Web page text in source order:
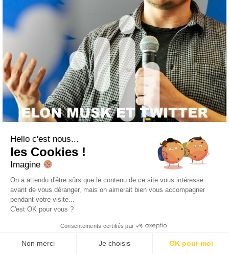
Hello c'est nous...
les Cookies !
Imagine
On a attendu d'être sûrs que le contenu de ce site vous intéresse
avant de vous déranger, mais on aimerait bien vous accompagner
pendant votre visite...
C'est OK pour vous ?
Consentements certifiés par
Non merci Je choisis OK pour moi